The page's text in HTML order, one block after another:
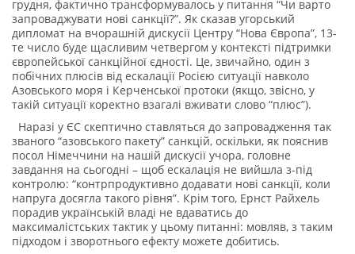
грудня, фактично трансформувалось у питання “Чи варто
запроваджувати нові санкції?”. Як сказав угорський
дипломат на вчорашній дискусії Центру “Нова Європа”, 13-
те число буде щасливим четвергом у контексті підтримки
європейської санкційної єдності. Це, звичайно, один з
побічних плюсів від ескалації Росією ситуації навколо
Азовського моря і Керченської протоки (якщо, звісно, у
такій ситуації коректно взагалі вживати слово “плюс”).
Наразі у ЄС скептично ставляться до запровадження так
званого “азовського пакету” санкцій, оскільки, як пояснив
посол Німеччини на нашій дискусії учора, головне
завдання на сьогодні – щоб ескалація не вийшла з-під
контролю: “контрпродуктивно додавати нові санкції, коли
напруга досягла такого рівня”. Крім того, Ернст Райхель
порадив українській владі не вдаватись до
максималістських тактик у цьому питанні: мовляв, з таким
підходом і зворотнього ефекту можете добитись.